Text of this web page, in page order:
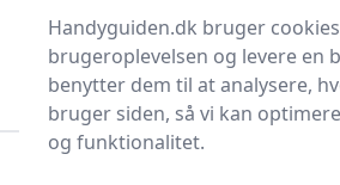
Søg nu
Søg nu
Handyguiden.dk bruger
brugeroplevelsen og levere en
benytter dem til at analysere,
bruger siden, så vi kan
og funktionalitet.